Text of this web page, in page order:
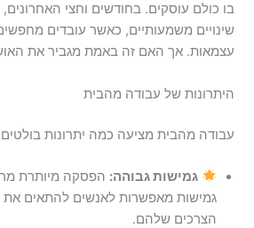
בו כולם עוסקים. בחודשים וחצי
שינויים משמעותיים, כאשר עובדים
עצמאות. אך האם זה באמת מגביר את
היתרונות של עבודה מהבית
עבודה מהבית מציעה כמה יתרונות
גמישות גבוהה: הפסקה מיותרת
גמישות מאפשרות לאנשים להתאים את
הצרכים שלהם.